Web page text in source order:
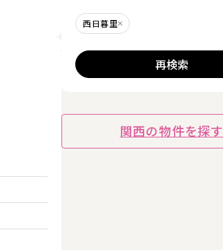
西日暮里削除する
再検索
関西の物件を探す